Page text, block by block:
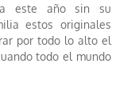
este año sin su
estos originales
por todo lo alto el
todo el mundo